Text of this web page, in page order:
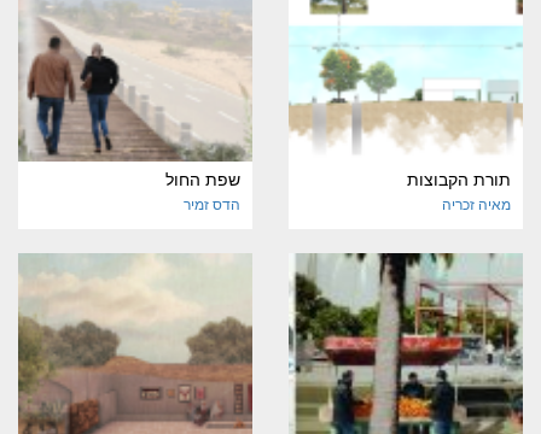
תורת הקבוצות
מאיה זכריה
שפת החול
הדס זמיר